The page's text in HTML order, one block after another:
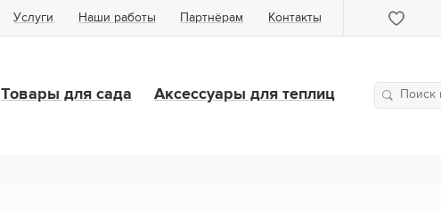
Услуги Наши работы Партнёрам Контакты
Товары для сада Аксессуары для теплиц